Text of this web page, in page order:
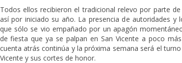
Todos ellos recibieron el tradicional relevo por parte
así por iniciado su año. La presencia de autoridades y
que sólo se vio empañado por un apagón
de fiesta que ya se palpan en San Vicente a poco
cuenta atrás continúa y la próxima semana será el
Vicente y sus cortes de honor.